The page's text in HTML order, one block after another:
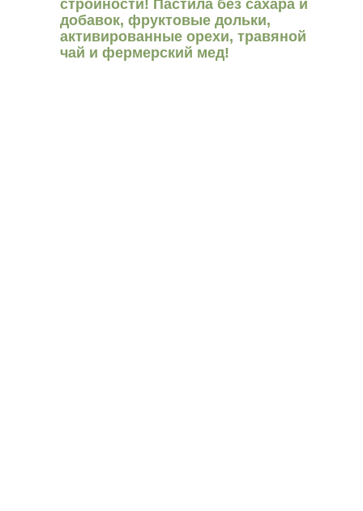
стройности! Пастила без сахара и
добавок, фруктовые дольки,
активированные орехи, травяной
чай и фермерский мед!